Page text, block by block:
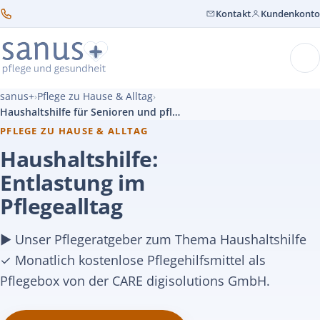
Kontakt Kundenkonto
sanus+›Pflege zu Hause & Alltag›
Haushaltshilfe für Senioren und pflegebedürftige Menschen
PFLEGE ZU HAUSE & ALLTAG
Haushaltshilfe:
Entlastung im
Pflegealltag
► Unser Pflegeratgeber zum Thema Haushaltshilfe
✓ Monatlich kostenlose Pflegehilfsmittel als
Pflegebox von der CARE digisolutions GmbH.